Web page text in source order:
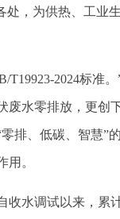
处，为供热、工业
2024标准。
废水零排放，更创
排、低碳、智慧”
用。
水调试以来，累计